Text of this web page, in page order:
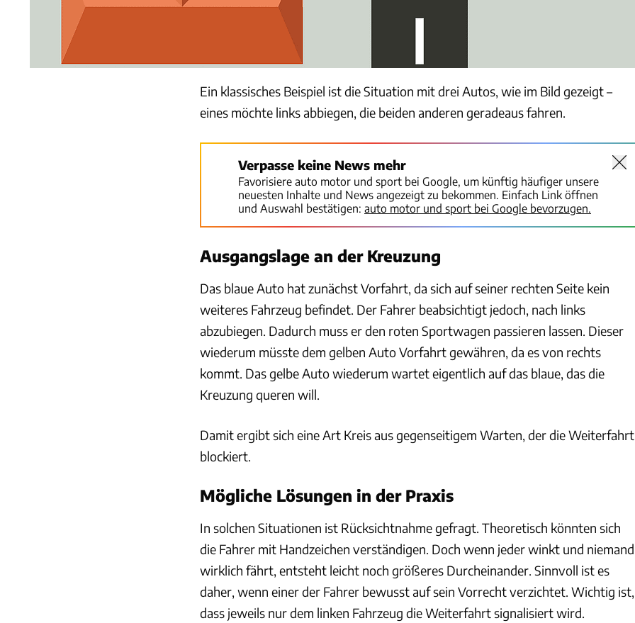
Ein klassisches Beispiel ist die Situation mit drei Autos, wie im Bild gezeigt –
eines möchte links abbiegen, die beiden anderen geradeaus fahren.
Verpasse keine News mehr
Favorisiere auto motor und sport bei Google, um künftig häufiger unsere
neuesten Inhalte und News angezeigt zu bekommen. Einfach Link öffnen
und Auswahl bestätigen: auto motor und sport bei Google bevorzugen.
Ausgangslage an der Kreuzung
Das blaue Auto hat zunächst Vorfahrt, da sich auf seiner rechten Seite kein
weiteres Fahrzeug befindet. Der Fahrer beabsichtigt jedoch, nach links
abzubiegen. Dadurch muss er den roten Sportwagen passieren lassen. Dieser
wiederum müsste dem gelben Auto Vorfahrt gewähren, da es von rechts
kommt. Das gelbe Auto wiederum wartet eigentlich auf das blaue, das die
Kreuzung queren will.
Damit ergibt sich eine Art Kreis aus gegenseitigem Warten, der die Weiterfahrt
blockiert.
Mögliche Lösungen in der Praxis
In solchen Situationen ist Rücksichtnahme gefragt. Theoretisch könnten sich
die Fahrer mit Handzeichen verständigen. Doch wenn jeder winkt und niemand
wirklich fährt, entsteht leicht noch größeres Durcheinander. Sinnvoll ist es
daher, wenn einer der Fahrer bewusst auf sein Vorrecht verzichtet. Wichtig ist,
dass jeweils nur dem linken Fahrzeug die Weiterfahrt signalisiert wird.